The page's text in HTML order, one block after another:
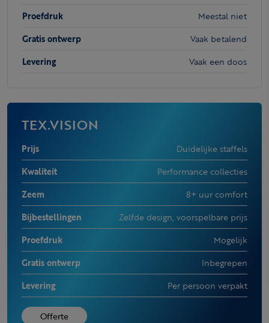
Proefdruk
Meestal niet
Gratis ontwerp
Vaak betalend
Levering
Vaak een doos
TEX.VISION
Prijs
Duidelijke staffels
Kwaliteit
Performance collecties
Zeem
8+ uur comfort
Bijbestellingen
Zelfde design, voorspelbare prijs
Proefdruk
Mogelijk
Gratis ontwerp
Inbegrepen
Levering
Per persoon verpakt
Offerte